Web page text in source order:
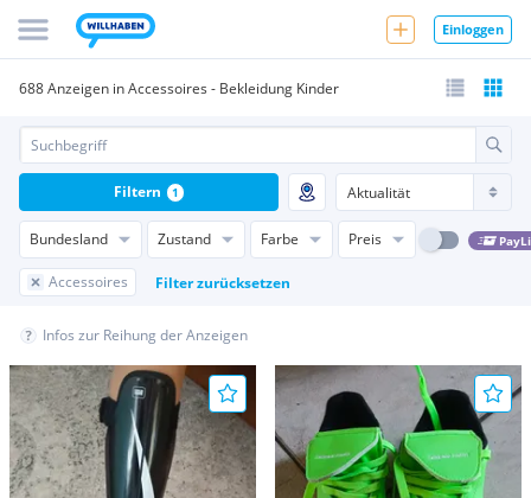
Einloggen
688 Anzeigen in Accessoires - Bekleidung Kinder
Bundesland Zustand Farbe Preis
Accessoires Filter zurücksetzen
Filtern 1
Infos zur Reihung der Anzeigen